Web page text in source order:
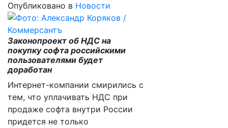
Опубликовано в Новости
Законопроект об НДС на
покупку софта российскими
пользователями будет
доработан
Интернет-компании смирились с
тем, что уплачивать НДС при
продаже софта внутри России
придется не только